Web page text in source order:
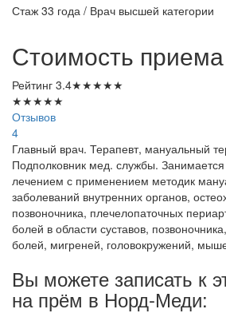
Стаж 33 года / Врач высшей категории
Стоимость
Рейтинг 3.4★★★★★
★★★★★
Отзывов
4
Главный врач. Терапевт, мануальный
Подполковник мед. службы. Занимается
лечением с применением методик
заболеваний внутренних органов,
позвоночника, плечелопаточных
болей в области суставов,
болей, мигреней, головокружений,
Вы можете записать к
на прём в Норд-Меди: